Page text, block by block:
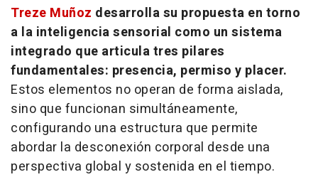
Treze Muñoz desarrolla su propuesta en torno
a la inteligencia sensorial como un sistema
integrado que articula tres pilares
fundamentales: presencia, permiso y placer.
Estos elementos no operan de forma aislada,
sino que funcionan simultáneamente,
configurando una estructura que permite
abordar la desconexión corporal desde una
perspectiva global y sostenida en el tiempo.